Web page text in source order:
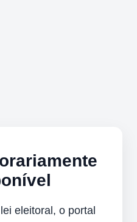
eleitoral, o portal